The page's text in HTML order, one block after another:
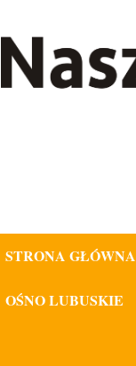
STRONA GŁÓWNA
OŚNO LUBUSKIE